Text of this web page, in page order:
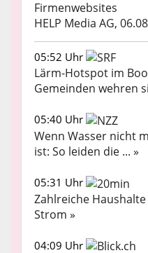
Firmenwebsites
HELP Media AG,
05:52 Uhr
Lärm-Hotspot im
Gemeinden wehren
05:40 Uhr
Wenn Wasser nicht
ist: So leiden die ... »
05:31 Uhr
Zahlreiche
Strom »
04:09 Uhr